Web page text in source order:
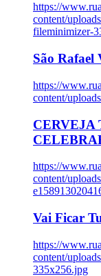
https://
content/
fileminimizer-
São Rafael
https://
content/
CERVEJA
https://
content/
Vai Ficar
https://
content/
335x256.jpg